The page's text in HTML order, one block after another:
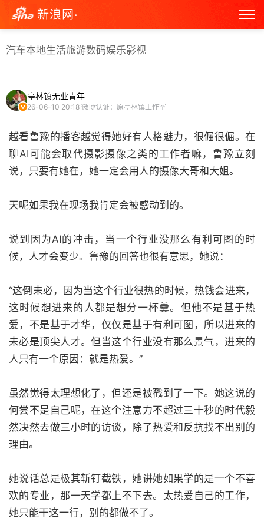
新浪网·
汽车本地生活旅游数码娱乐影视
亭林镇无业青年
26-06-10 20:18 微博认证：原亭林镇工作室
越看鲁豫的播客越觉得她好有人格魅力，很倔很倔。在
聊AI可能会取代摄影摄像之类的工作者嘛，鲁豫立刻
说，只要有她在，她一定会用人的摄像大哥和大姐。
天呢如果我在现场我肯定会被感动到的。
说到因为AI的冲击，当一个行业没那么有利可图的时
候，人才会变少。鲁豫的回答也很有意思，她说：
“这倒未必，因为当这个行业很热的时候，热钱会进来，
这时候想进来的人都是想分一杯羹。但他不是基于热
爱，不是基于才华，仅仅是基于有利可图，所以进来的
未必是顶尖人才。但当这个行业没有那么景气，进来的
人只有一个原因：就是热爱。”
虽然觉得太理想化了，但还是被戳到了一下。她这说的
何尝不是自己呢，在这个注意力不超过三十秒的时代毅
然决然去做三小时的访谈，除了热爱和反抗找不出别的
理由。
她说话总是极其斩钉截铁，她讲她如果学的是一个不喜
欢的专业，那一天学都上不下去。太热爱自己的工作，
她只能干这一行，别的都做不了。